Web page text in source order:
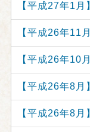
【平成27年1
【平成26年
【平成26年
【平成26年8
【平成26年8